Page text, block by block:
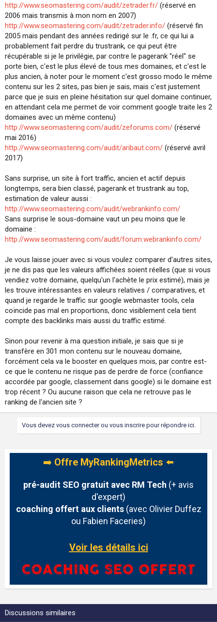
http://www.seomastering.com/audit/zetrader.fr/ (réservé en
2006 mais transmis à mon nom en 2007)
http://www.seomastering.com/audit/zetrader.info/ (réservé fin
2005 mais pendant des années redirigé sur le .fr, ce qui lui a
probablement fait perdre du trustrank, ce qui peut être
récupérable si je le privilégie, par contre le pagerank "réel" se
porte bien, c'est le plus élevé de tous mes domaines, et c'est le
plus ancien, à noter pour le moment c'est grosso modo le même
contenu sur les 2 sites, pas bien je sais, mais c'est justement
parce que je suis en pleine hésitation sur quel domaine continuer,
en attendant cela me permet de voir comment google traite les 2
domaines avec un même contenu)
http://www.seomastering.com/audit/zeforums.com/ (réservé
mai 2016)
http://www.seomastering.com/audit/aribaut.com/ (réservé avril
2017)
Sans surprise, un site à fort traffic, ancien et actif depuis
longtemps, sera bien classé, pagerank et trustrank au top,
estimation de valeur aussi :
http://www.seomastering.com/audit/webrankinfo.com/
Sans surprise le sous-domaine vaut un peu moins que le
domaine :
http://www.seomastering.com/audit/forum.webrankinfo.com/
Je vous laisse jouer avec si vous voulez comparer d'autres sites,
je ne dis pas que les valeurs affichées soient réelles (que si vous
vendiez votre domaine, quelqu'un l'achète le prix estimé), mais je
les trouve intéressantes en valeurs relatives / comparatives, et
quand je regarde le traffic sur google webmaster tools, cela
coïncide pas mal en proportions, donc visiblement cela tient
compte des backlinks mais aussi du traffic estimé.
Sinon pour revenir à ma question initiale, je sais que si je
transfère en 301 mon contenu sur le nouveau domaine,
forcément cela va le booster en quelques mois, par contre est-
ce que le contenu ne risque pas de perdre de force (confiance
accordée par google, classement dans google) si le domaine est
trop récent ? Ou aucune raison que cela ne retrouve pas le
ranking de l'ancien site ?
Vous devez vous connecter ou vous inscrire pour répondre ici.
➡️ Offre MyRankingMetrics ⬅️
pré-audit SEO gratuit avec RM Tech (+ avis
d'expert)
coaching offert aux clients(avec Olivier Duffez
ou Fabien Faceries)
Voir les détails ici
Discussions similaires